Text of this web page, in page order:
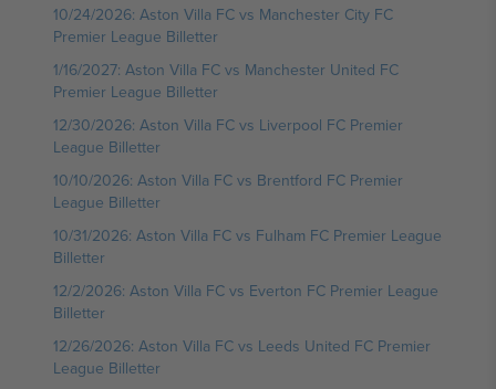
10/24/2026: Aston Villa FC vs Manchester City FC
Premier League Billetter
1/16/2027: Aston Villa FC vs Manchester United FC
Premier League Billetter
12/30/2026: Aston Villa FC vs Liverpool FC Premier
League Billetter
10/10/2026: Aston Villa FC vs Brentford FC Premier
League Billetter
10/31/2026: Aston Villa FC vs Fulham FC Premier League
Billetter
12/2/2026: Aston Villa FC vs Everton FC Premier League
Billetter
12/26/2026: Aston Villa FC vs Leeds United FC Premier
League Billetter